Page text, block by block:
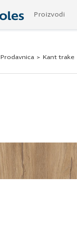
Proizvodi
Prodavnica > Kant trake